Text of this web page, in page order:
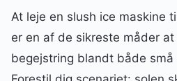
At leje en slush ice maskine
er en af de sikreste måder
begejstring blandt både